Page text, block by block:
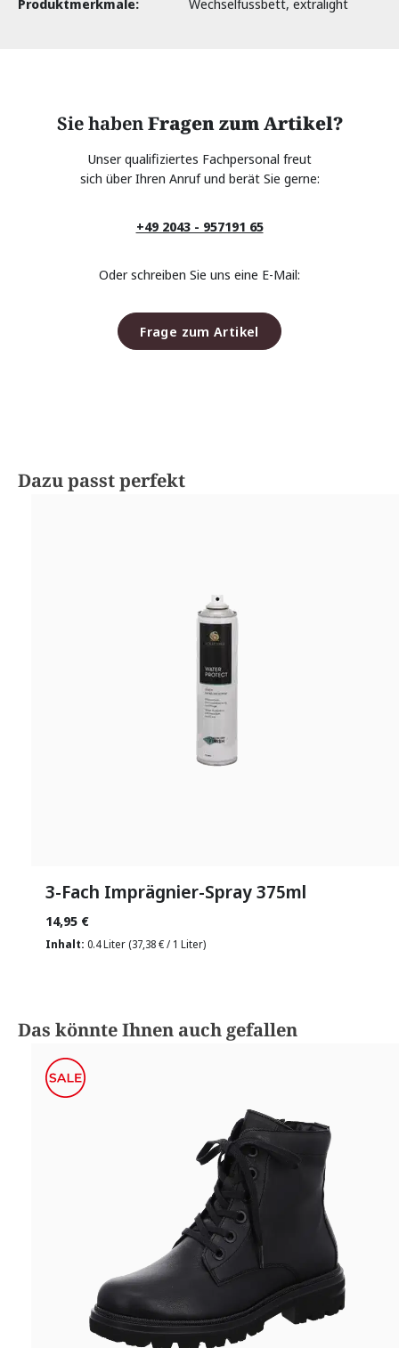
Produktmerkmale: Wechselfussbett, extralight
Sie habenFragen zum Artikel?
Unser qualifiziertes Fachpersonal freut
sich über Ihren Anruf und berät Sie gerne:
+49 2043 - 957191 65
Oder schreiben Sie uns eine E-Mail:
Frage zum Artikel
Produktgalerie überspringen
Dazu passt perfekt
3-Fach Imprägnier-Spray 375ml
Inhalt: 0.4 Liter (37,38 € / 1 Liter)
14,95 €
Produktgalerie überspringen
Das könnte Ihnen auch gefallen